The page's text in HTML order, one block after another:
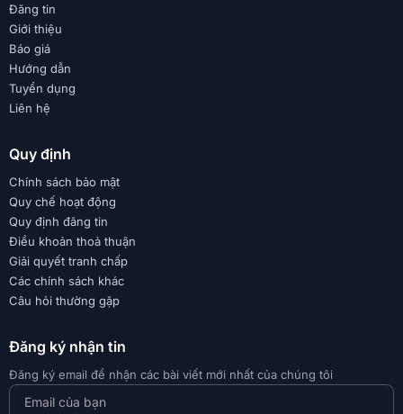
Đăng tin
Giới thiệu
Báo giá
Hướng dẫn
Tuyển dụng
Liên hệ
Quy định
Chính sách bảo mật
Quy chế hoạt động
Quy định đăng tin
Điều khoản thoả thuận
Giải quyết tranh chấp
Các chính sách khác
Câu hỏi thường gặp
Đăng ký nhận tin
Đăng ký email để nhận các bài viết mới nhất của chúng tôi